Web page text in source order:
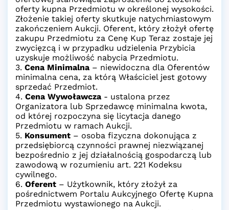
oferty kupna Przedmiotu w określonej wysokości.
Złożenie takiej oferty skutkuje natychmiastowym
zakończeniem Aukcji. Oferent, który złożył ofertę
zakupu Przedmiotu za Cenę Kup Teraz zostaje jej
zwycięzcą i w przypadku udzielenia Przybicia
uzyskuje możliwość nabycia Przedmiotu.
3. Cena Minimalna – niewidoczna dla Oferentów
minimalna cena, za którą Właściciel jest gotowy
sprzedać Przedmiot.
4. Cena Wywoławcza - ustalona przez
Organizatora lub Sprzedawcę minimalna kwota,
od której rozpoczyna się licytacja danego
Przedmiotu w ramach Aukcji.
5. Konsument – osoba fizyczna dokonująca z
przedsiębiorcą czynności prawnej niezwiązanej
bezpośrednio z jej działalnością gospodarczą lub
zawodową w rozumieniu art. 221 Kodeksu
cywilnego.
6. Oferent – Użytkownik, który złożył za
pośrednictwem Portalu Aukcyjnego Ofertę Kupna
Przedmiotu wystawionego na Aukcji.